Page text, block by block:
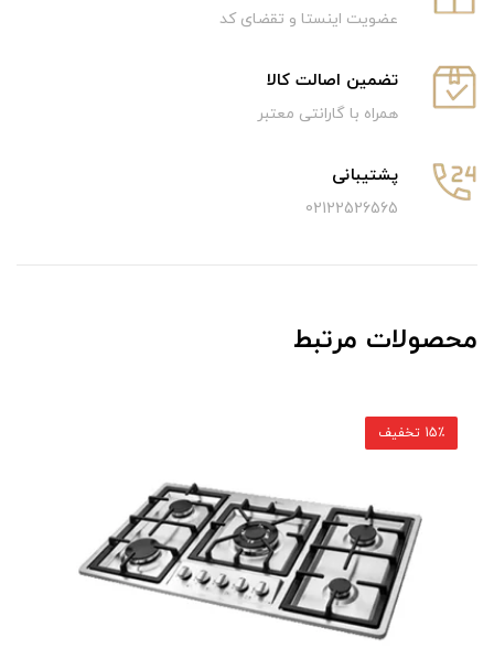
عضویت اینستا و تقضای کد
تضمین اصالت کالا
همراه با گارانتی معتبر
پشتیبانی
02122526565
محصولات مرتبط
15٪ تخفیف